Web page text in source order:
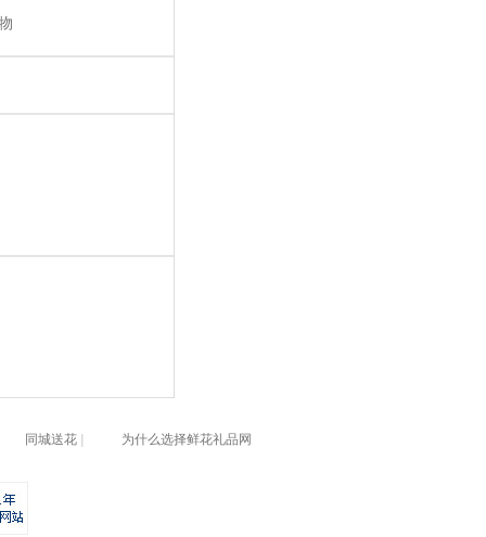
同城送花 为什么选择鲜花礼品网